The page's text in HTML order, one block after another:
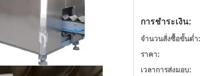
การชำระเงิน:
จำนวนสั่งซื้อขั้นต่ำ:
ราคา:
เวลาการส่งมอบ: